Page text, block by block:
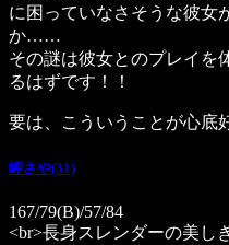
に困っていなさそうな彼女
か……
その謎は彼女とのプレイを
るはずです！！
要は、こういうことが心底
岬さや(31)
167/79(B)/57/84
<br>長身スレンダーの美し